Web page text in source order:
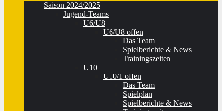
Saison 2024/2025
Jugend-Teams
U6/U8
U6/U8 offen
Das Team
Spielberichte & News
Trainingszeiten
U10
U10/1 offen
Das Team
Spielplan
Spielberichte & News